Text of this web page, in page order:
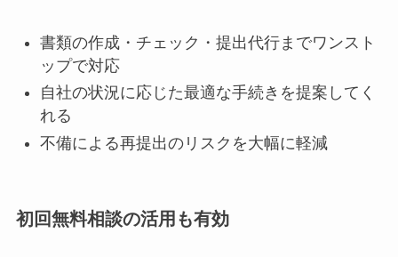
書類の作成・チェック・提出代行までワンスト
ップで対応
自社の状況に応じた最適な手続きを提案してく
れる
不備による再提出のリスクを大幅に軽減
初回無料相談の活用も有効